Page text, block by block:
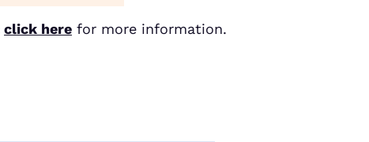
click here for more information.